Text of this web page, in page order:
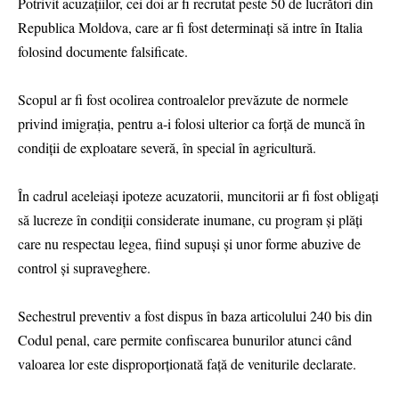
Republica Moldova, care ar fi fost determinați să intre în Italia
folosind documente falsificate.
Scopul ar fi fost ocolirea controalelor prevăzute de normele
privind imigrația, pentru a-i folosi ulterior ca forță de muncă în
condiții de exploatare severă, în special în agricultură.
În cadrul aceleiași ipoteze acuzatorii, muncitorii ar fi fost obligați
să lucreze în condiții considerate inumane, cu program și plăți
care nu respectau legea, fiind supuși și unor forme abuzive de
control și supraveghere.
Sechestrul preventiv a fost dispus în baza articolului 240 bis din
Codul penal, care permite confiscarea bunurilor atunci când
valoarea lor este disproporționată față de veniturile declarate.